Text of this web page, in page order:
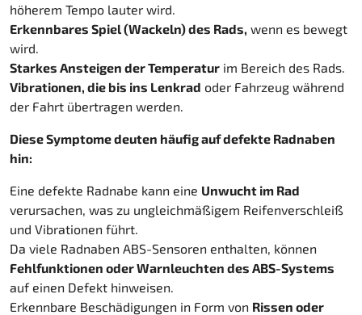
höherem Tempo lauter wird.
Erkennbares Spiel (Wackeln) des Rads, wenn es bewegt
wird.
Starkes Ansteigen der Temperatur im Bereich des Rads.
Vibrationen, die bis ins Lenkrad oder Fahrzeug während
der Fahrt übertragen werden.
Diese Symptome deuten häufig auf defekte Radnaben
hin:
Eine defekte Radnabe kann eine Unwucht im Rad
verursachen, was zu ungleichmäßigem Reifenverschleiß
und Vibrationen führt.
Da viele Radnaben ABS-Sensoren enthalten, können
Fehlfunktionen oder Warnleuchten des ABS-Systems
auf einen Defekt hinweisen.
Erkennbare Beschädigungen in Form von Rissen oder